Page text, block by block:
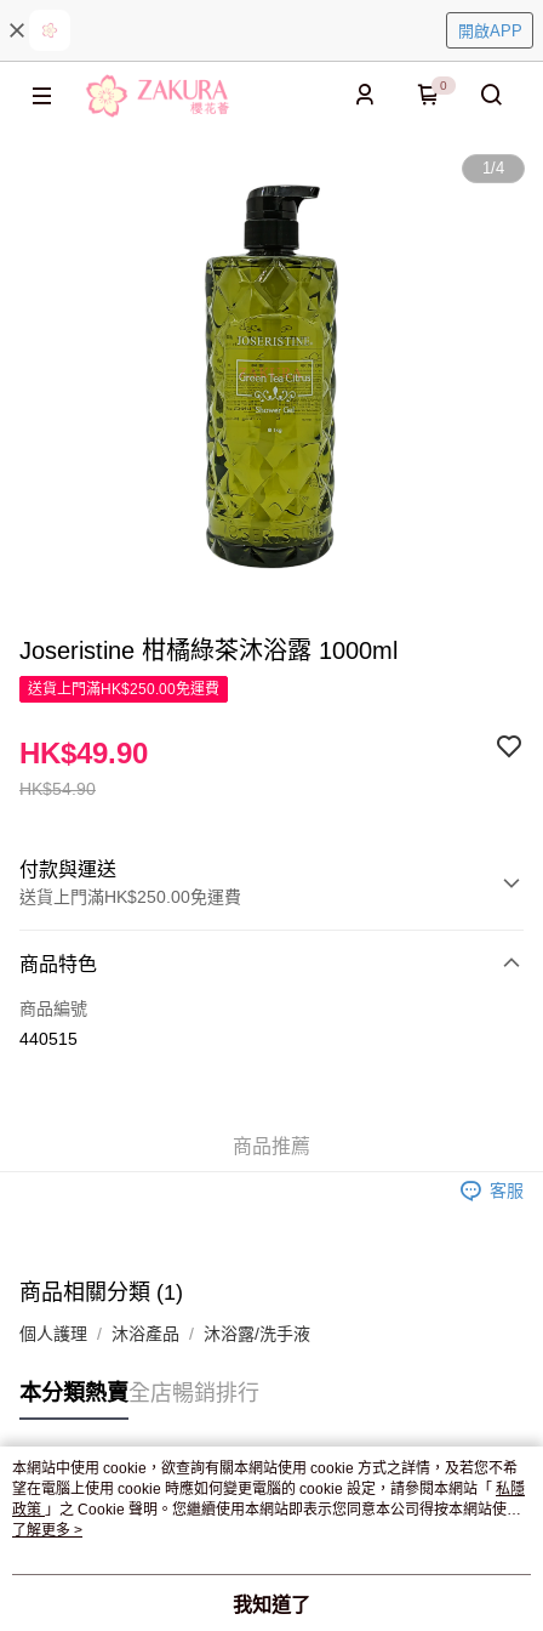
開啟APP
0
1/4
Joseristine 柑橘綠茶沐浴露 1000ml
送貨上門滿HK$250.00免運費
HK$54.90
HK$49.90
付款與運送
送貨上門滿HK$250.00免運費
信用卡
Apple Pay
付款後門市自取，訂單確認後2-4個工作天到店，7天內取。逾期後
商品特色
商品編號
440515
商品推薦
客服
商品相關分類 (1)
個人護理 沐浴產品 沐浴露/洗手液
本分類熱賣全店暢銷排行
熱門標籤
熱銷排行
本網站中使用 cookie，欲查詢有關本網站使用 cookie 方式之詳情，及若您不希
望在電腦上使用 cookie 時應如何變更電腦的 cookie 設定，請參閱本網站「 私隱
政策 」之 Cookie 聲明。您繼續使用本網站即表示您同意本公司得按本網站使用
條款之 Cookie 聲明使用 cookie。
了解更多 >
我知道了